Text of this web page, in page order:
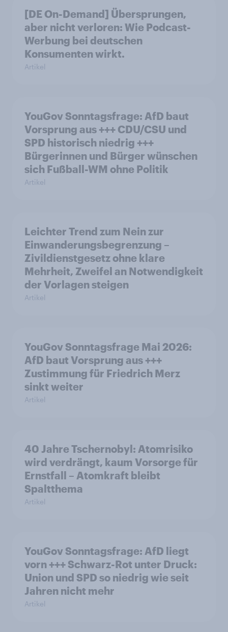
[DE On-Demand] Übersprungen,
aber nicht verloren: Wie Podcast-
Werbung bei deutschen
Konsumenten wirkt.
Artikel
YouGov Sonntagsfrage: AfD baut
Vorsprung aus +++ CDU/CSU und
SPD historisch niedrig +++
Bürgerinnen und Bürger wünschen
sich Fußball-WM ohne Politik
Artikel
Leichter Trend zum Nein zur
Einwanderungsbegrenzung –
Zivildienstgesetz ohne klare
Mehrheit, Zweifel an Notwendigkeit
der Vorlagen steigen
Artikel
YouGov Sonntagsfrage Mai 2026:
AfD baut Vorsprung aus +++
Zustimmung für Friedrich Merz
sinkt weiter
Artikel
40 Jahre Tschernobyl: Atomrisiko
wird verdrängt, kaum Vorsorge für
Ernstfall – Atomkraft bleibt
Spaltthema
Artikel
YouGov Sonntagsfrage: AfD liegt
vorn +++ Schwarz-Rot unter Druck:
Union und SPD so niedrig wie seit
Jahren nicht mehr
Artikel